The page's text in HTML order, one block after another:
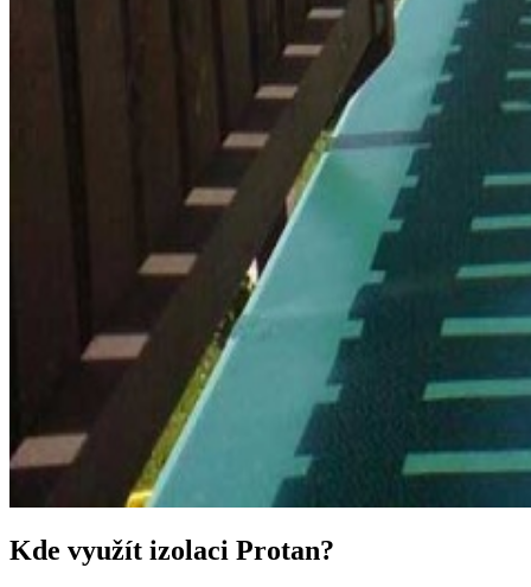
Kde využít izolaci Protan?